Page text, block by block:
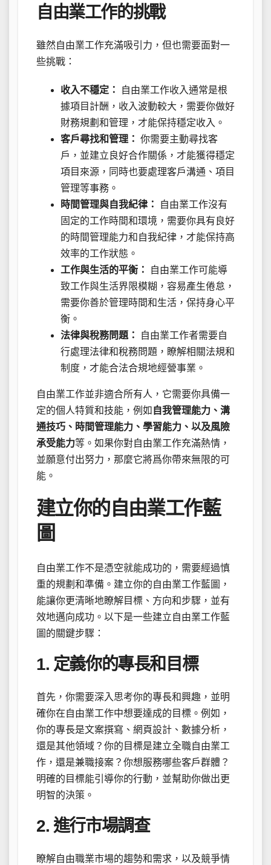
自由業工作的挑戰
雖然自由業工作充滿吸引力，但也需要面對一
些挑戰：
收入不穩定：
自由業工作收入通常是根
據項目計酬，收入波動較大，需要你做好
財務規劃和管理，才能保持穩定收入。
客戶尋找和管理： 你需要主動尋找客
戶，並建立良好合作關係，才能獲得穩定
項目來源，同時也要處理客戶溝通、項目
管理等事務。
時間管理與自我紀律：
自由業工作沒有
固定的工作時間和環境，需要你具有良好
的時間管理能力和自我紀律，才能保持高
效率的工作狀態。
工作與生活的平衡：
自由業工作可能導
致工作與生活界限模糊，容易產生倦怠，
需要你善於管理時間和生活，保持身心平
衡。
法律與稅務問題：
自由業工作者需要自
行處理法律和稅務問題，瞭解相關法規和
制度，才能合法合規地經營事業。
自由業工作並非適合所有人，它需要你具備一
定的個人特質和技能，例如 自我管理能力、溝
通技巧、時間管理能力、學習能力、以及風險
承受能力等。如果你對自由業工作充滿熱情，
並願意付出努力，那麼它將爲你帶來無限的可
能。
建立你的自由業工作藍
圖
自由業工作不是憑空就能成功的，需要經過慎
重的規劃和準備。建立你的自由業工作藍圖，
能讓你更清晰地瞭解目標、方向和步驟，並有
效地邁向成功。以下是一些建立自由業工作藍
圖的關鍵步驟：
1. 定義你的專長和目標
首先，你需要深入思考你的專長和興趣，並明
確你在自由業工作中想要達成的目標。例如，
你的專長是文案撰寫、網頁設計、數據分析，
還是其他領域？你的目標是建立全職自由業工
作，還是兼職接案？你想服務哪些客戶群體？
明確的目標能引導你的行動，並幫助你做出更
明智的決策。
2. 進行市場調查
瞭解自由職業市場的趨勢和需求，以及競爭情